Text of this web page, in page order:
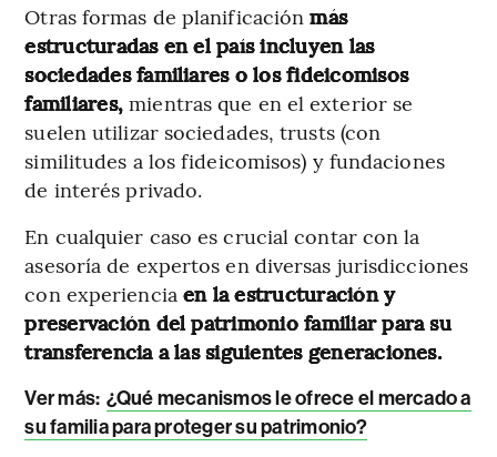
Otras formas de planificaciónmás
estructuradas en el país incluyen las
sociedades familiares o los fideicomisos
familiares,mientras que en el exterior se
suelen utilizar sociedades, trusts (con
similitudes a los fideicomisos) y fundaciones
de interés privado.
En cualquier caso es crucial contar con la
asesoría de expertos en diversas jurisdicciones
con experiencia en la estructuración y
preservación del patrimonio familiar para su
transferencia a las siguientes generaciones.
Ver más: ¿Qué mecanismos le ofrece el mercado a
su familia para proteger su patrimonio?